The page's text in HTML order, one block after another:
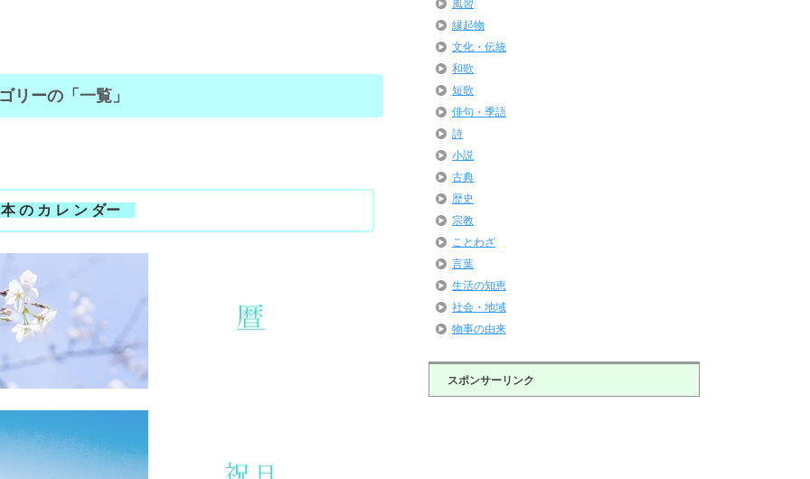
リーの「一覧」
の カ レ ン ダー
風習
縁起物
文化・伝統
和歌
短歌
俳句・季語
詩
小説
古典
歴史
宗教
ことわざ
言葉
生活の知恵
社会・地域
物事の由来
スポンサーリンク